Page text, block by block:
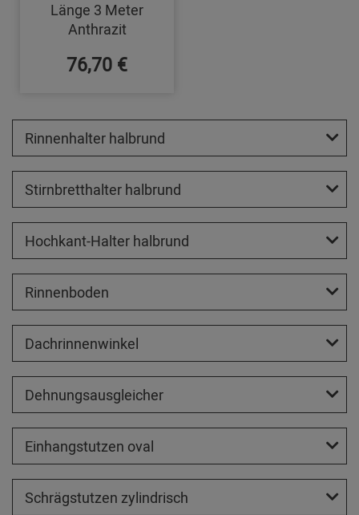
Länge 3 Meter
Anthrazit
76,70 €
Rinnenhalter halbrund
Stirnbretthalter halbrund
Hochkant-Halter halbrund
Rinnenboden
Dachrinnenwinkel
Dehnungsausgleicher
Einhangstutzen oval
Schrägstutzen zylindrisch